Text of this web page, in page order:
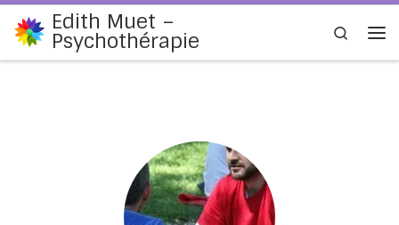
Passer au contenu
Edith Muet –
Psychothérapie
Search